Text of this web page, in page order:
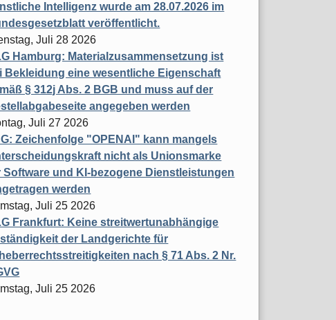
Intelligenz wurde am 28.07.2026 im
veröffentlicht.
Juli 28 2026
Hamburg: Materialzusammensetzung ist
Bekleidung eine wesentliche Eigenschaft
§ 312j Abs. 2 BGB und muss auf der
angegeben werden
Juli 27 2026
Zeichenfolge "OPENAI" kann mangels
nicht als Unionsmarke
Software und KI-bezogene Dienstleistungen
werden
Juli 25 2026
Frankfurt: Keine streitwertunabhängige
der Landgerichte für
nach § 71 Abs. 2 Nr.
Juli 25 2026